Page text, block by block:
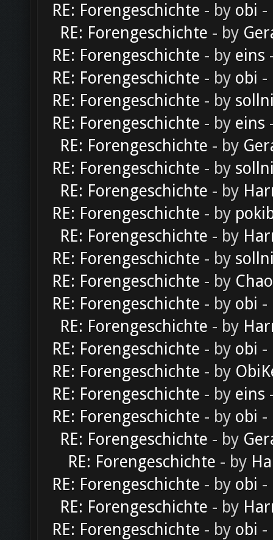
RE: Forengeschichte - by obi -
RE: Forengeschichte - by
RE: Forengeschichte - by eins
RE: Forengeschichte - by obi -
RE: Forengeschichte - by
RE: Forengeschichte - by eins
RE: Forengeschichte - by
RE: Forengeschichte - by
RE: Forengeschichte - by
RE: Forengeschichte - by
RE: Forengeschichte - by
RE: Forengeschichte - by
RE: Forengeschichte - by
RE: Forengeschichte - by obi -
RE: Forengeschichte - by
RE: Forengeschichte - by obi -
RE: Forengeschichte - by
RE: Forengeschichte - by eins
RE: Forengeschichte - by obi -
RE: Forengeschichte - by
RE: Forengeschichte - by
RE: Forengeschichte - by obi -
RE: Forengeschichte - by
RE: Forengeschichte - by obi -